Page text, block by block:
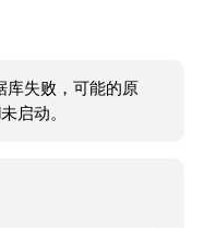
库失败，可能的原
启动。